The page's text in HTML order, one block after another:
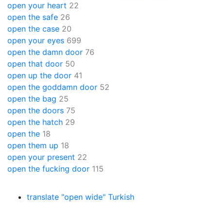
open your heart 22
open the safe 26
open the case 20
open your eyes 699
open the damn door 76
open that door 50
open up the door 41
open the goddamn door 52
open the bag 25
open the doors 75
open the hatch 29
open the 18
open them up 18
open your present 22
open the fucking door 115
translate "open wide" Turkish